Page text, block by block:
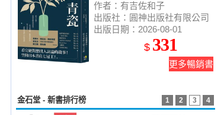
作者：有吉佐和子
出版社：圓神出版社有限公司
出版日期：2026-08-01
$ 331
更多暢銷書
1 2 3 4
金石堂 - 新書排行榜